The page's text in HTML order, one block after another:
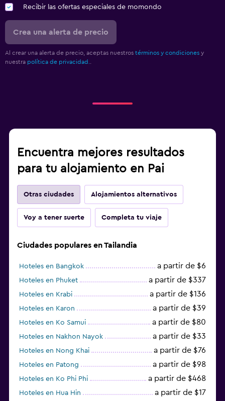
Recibir las ofertas especiales de momondo
Crea una alerta de precio
Al crear una alerta de precio, aceptas nuestros términos y condiciones y
nuestra política de privacidad.
Encuentra mejores resultados
para tu alojamiento en Pai
Otras ciudades Alojamientos alternativos
Voy a tener suerte Completa tu viaje
Ciudades populares en Tailandia
Hoteles en Bangkok a partir de $6
Hoteles en Phuket a partir de $337
Hoteles en Krabi a partir de $136
Hoteles en Karon a partir de $39
Hoteles en Ko Samui a partir de $80
Hoteles en Nakhon Nayok a partir de $33
Hoteles en Nong Khai a partir de $76
Hoteles en Patong a partir de $98
Hoteles en Ko Phi Phi a partir de $468
Hoteles en Hua Hin a partir de $17